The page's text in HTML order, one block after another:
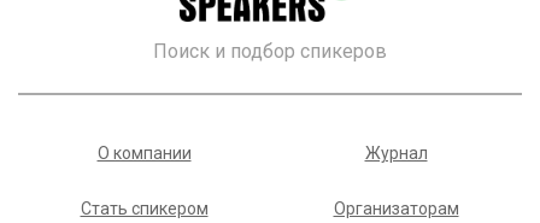
Поиск и подбор спикеров
О компании Журнал
Стать спикером Организаторам